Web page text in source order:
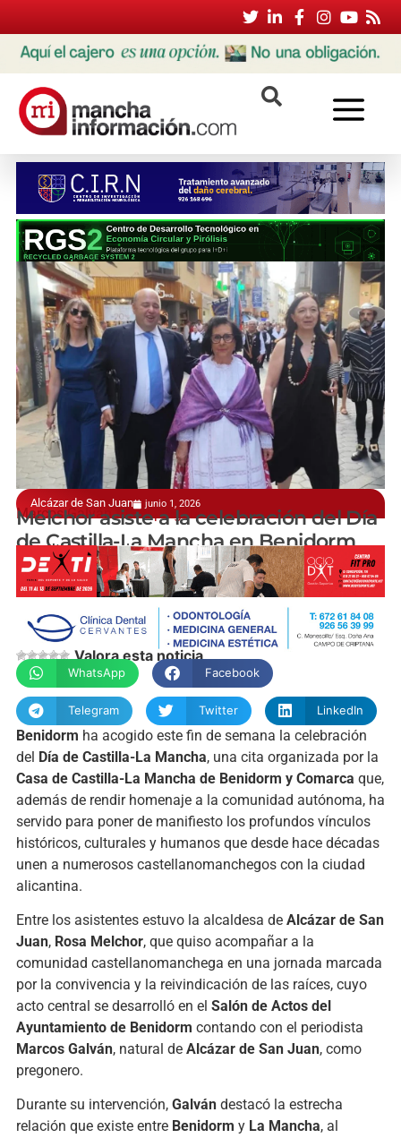
Alcázar de San Juan junio 1, 2026
Marcos Galván fue el pregonero
Melchor asiste a la celebración del Día
de Castilla-La Mancha en Benidorm
manchainformacion.com
Valora esta noticia
WhatsApp Facebook
Telegram Twitter LinkedIn
Benidorm ha acogido este fin de semana la celebración
del Día de Castilla-La Mancha, una cita organizada por la
Casa de Castilla-La Mancha de Benidorm y Comarca que,
además de rendir homenaje a la comunidad autónoma, ha
servido para poner de manifiesto los profundos vínculos
históricos, culturales y humanos que desde hace décadas
unen a numerosos castellanomanchegos con la ciudad
alicantina.
Entre los asistentes estuvo la alcaldesa de Alcázar de San
Juan, Rosa Melchor, que quiso acompañar a la
comunidad castellanomanchega en una jornada marcada
por la convivencia y la reivindicación de las raíces, cuyo
acto central se desarrolló en el Salón de Actos del
Ayuntamiento de Benidorm contando con el periodista
Marcos Galván, natural de Alcázar de San Juan, como
pregonero.
Durante su intervención, Galvándestacó la estrecha
relación que existe entre Benidorm y La Mancha, al